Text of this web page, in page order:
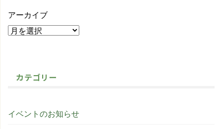
アーカイブ
カテゴリー
イベントのお知らせ